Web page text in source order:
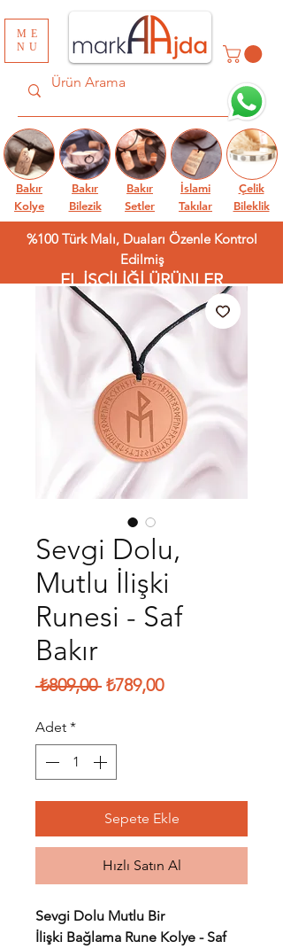
ME
NU
%100 Türk Malı, Duaları Özenle Kontrol
Edilmiş
EL İŞÇİLİĞİ ÜRÜNLER
Bakır
Kolye
Bakır
Bilezik
Bakır
Setler
İslami
Takılar
Çelik
Bileklik
Sevgi Dolu,
Mutlu İlişki
Runesi - Saf
Bakır
₺809,00 Normal
₺789,00İndirimli
Adet *
Sepete Ekle
Hızlı Satın Al
Sevgi Dolu Mutlu Bir
İlişki Bağlama Rune Kolye - Saf